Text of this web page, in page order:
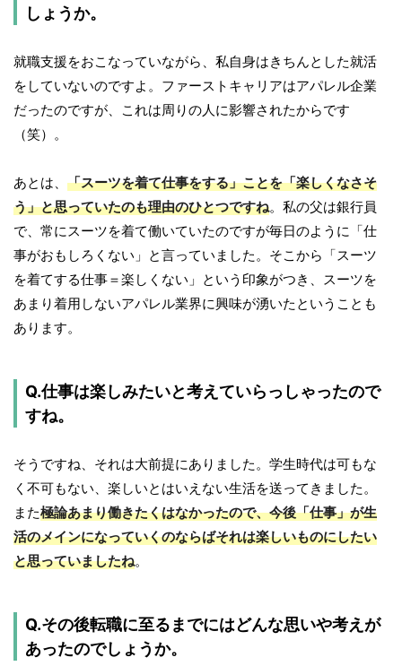
しょうか。
就職支援をおこなっていながら、私自身はきちんとした就活
をしていないのですよ。ファーストキャリアはアパレル企業
だったのですが、これは周りの人に影響されたからです
（笑）。
あとは、 「スーツを着て仕事をする」ことを「楽しくなさそ
う」と思っていたのも理由のひとつですね。私の父は銀行員
で、常にスーツを着て働いていたのですが毎日のように「仕
事がおもしろくない」と言っていました。そこから「スーツ
を着てする仕事＝楽しくない」という印象がつき、スーツを
あまり着用しないアパレル業界に興味が湧いたということも
あります。
Q.仕事は楽しみたいと考えていらっしゃったので
すね。
そうですね、それは大前提にありました。学生時代は可もな
く不可もない、楽しいとはいえない生活を送ってきました。
また極論あまり働きたくはなかったので、今後「仕事」が生
活のメインになっていくのならばそれは楽しいものにしたい
と思っていましたね。
Q.その後転職に至るまでにはどんな思いや考えが
あったのでしょうか。